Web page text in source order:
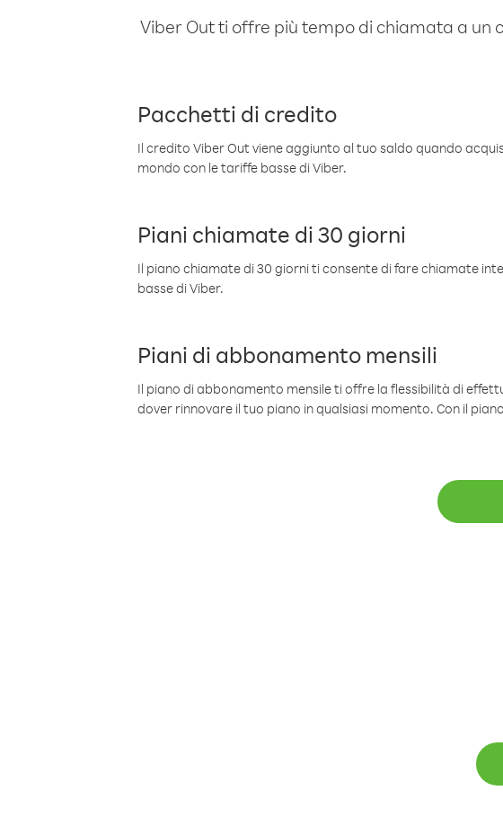
Viber Out ti offre più tempo di chiamata a un
Pacchetti di credito
Il credito Viber Out viene aggiunto al tuo saldo quando
mondo con le tariffe basse di Viber.
Piani chiamate di 30 giorni
Il piano chiamate di 30 giorni ti consente di fare chiamate
basse di Viber.
Piani di abbonamento mensili
Il piano di abbonamento mensile ti offre la flessibilità di
dover rinnovare il tuo piano in qualsiasi momento. Con il